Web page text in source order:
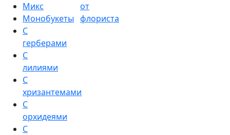
Микс
Монобукеты
С
герберами
С
лилиями
С
хризантемами
С
орхидеями
С
от
флориста